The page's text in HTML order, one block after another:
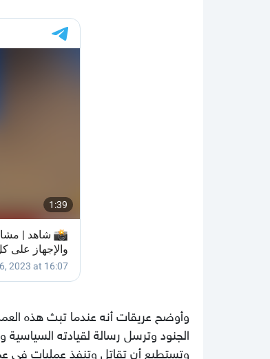
وأوضح عريقات أنه عندما تبث هذه
الجنود وترسل رسالة لقيادته السياسية
وتستطيع أن تقاتل وتنفذ عمليات في